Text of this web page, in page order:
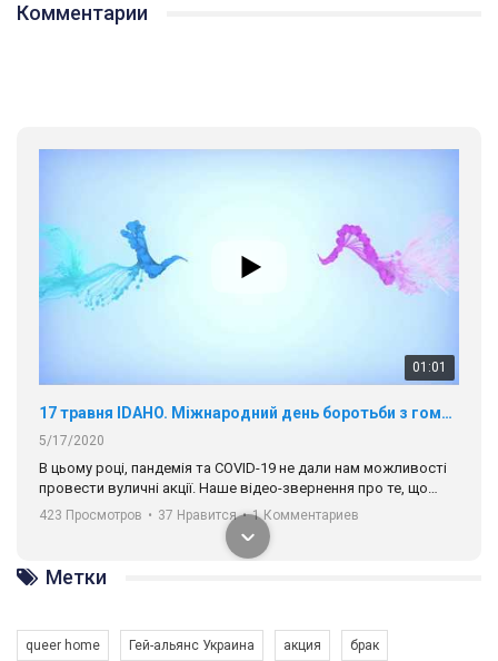
Комментарии
01:01
17 травня IDAHO. Міжнародний день боротьби з гомофобією трансфобією і біфобія.
5/17/2020
В цьому році, пандемія та COVІD-19 не дали нам можливості
провести вуличні акції. Наше відео-звернення про те, що
навіть коли ми у різних містах та не можемо зустрінеться, ми
разом. Ми закликаємо всіх хто поділяє цінності рівності та
солідарності, приєднатися до нас. Регіональні підрозділи
ГАУ є в 16 областях України.
Разом наш голос лунає гучніше!
423 Просмотров • 37 Нравится • 1 Комментариев
Метки
queer home Гей-альянс Украина акция брак